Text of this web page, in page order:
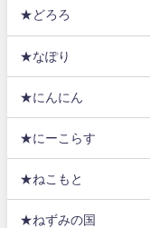
★どろろ
★なぽり
★にんにん
★にーこらす
★ねこもと
★ねずみの国